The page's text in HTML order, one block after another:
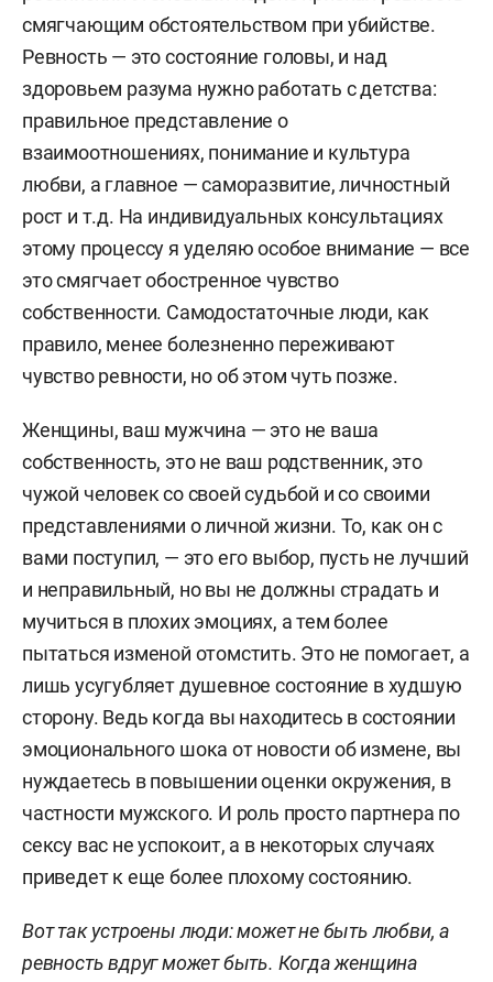
смягчающим обстоятельством при убийстве.
Ревность — это состояние головы, и над
здоровьем разума нужно работать с детства:
правильное представление о
взаимоотношениях, понимание и культура
любви, а главное — саморазвитие, личностный
рост и т.д. На индивидуальных консультациях
этому процессу я уделяю особое внимание — все
это смягчает обостренное чувство
собственности. Самодостаточные люди, как
правило, менее болезненно переживают
чувство ревности, но об этом чуть позже.
Женщины, ваш мужчина — это не ваша
собственность, это не ваш родственник, это
чужой человек со своей судьбой и со своими
представлениями о личной жизни. То, как он с
вами поступил, — это его выбор, пусть не лучший
и неправильный, но вы не должны страдать и
мучиться в плохих эмоциях, а тем более
пытаться изменой отомстить. Это не помогает, а
лишь усугубляет душевное состояние в худшую
сторону. Ведь когда вы находитесь в состоянии
эмоционального шока от новости об измене, вы
нуждаетесь в повышении оценки окружения, в
частности мужского. И роль просто партнера по
сексу вас не успокоит, а в некоторых случаях
приведет к еще более плохому состоянию.
Вот так устроены люди: может не быть любви, а
ревность вдруг может быть. Когда женщина